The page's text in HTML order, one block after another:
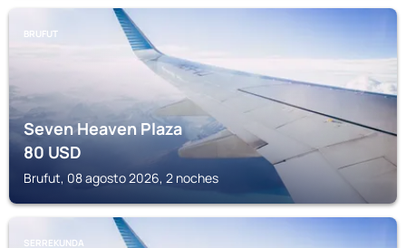
BRUFUT
Seven Heaven Plaza
80USD
Brufut, 08 agosto 2026, 2 noches
SERREKUNDA